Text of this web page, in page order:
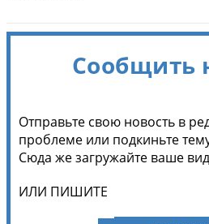
Сообщить
Отправьте свою новость в
проблеме или подкиньте
Сюда же загружайте ваше
ИЛИ ПИШИТЕ